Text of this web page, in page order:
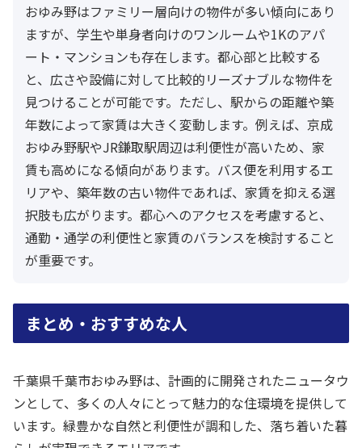
おゆみ野はファミリー層向けの物件が多い傾向にあり
ますが、学生や単身者向けのワンルームや1Kのアパ
ート・マンションも存在します。都心部と比較する
と、広さや設備に対して比較的リーズナブルな物件を
見つけることが可能です。ただし、駅からの距離や築
年数によって家賃は大きく変動します。例えば、京成
おゆみ野駅やJR鎌取駅周辺は利便性が高いため、家
賃も高めになる傾向があります。バス便を利用するエ
リアや、築年数の古い物件であれば、家賃を抑える選
択肢も広がります。都心へのアクセスを考慮すると、
通勤・通学の利便性と家賃のバランスを検討すること
が重要です。
まとめ・おすすめな人
千葉県千葉市おゆみ野は、計画的に開発されたニュータウ
ンとして、多くの人々にとって魅力的な住環境を提供して
います。緑豊かな自然と利便性が調和した、落ち着いた暮